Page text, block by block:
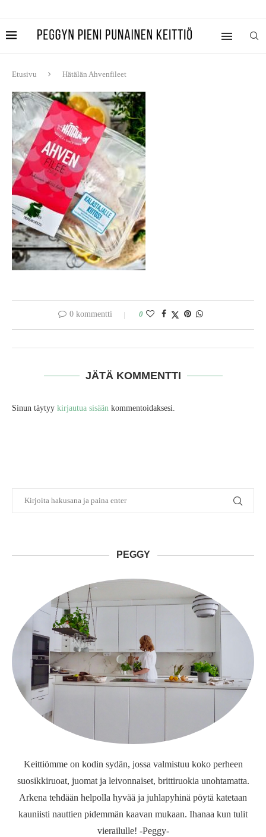
Etusivu Hätälän Ahvenfileet
0 kommentti 0
JÄTÄ KOMMENTTI
Sinun täytyy kirjautua sisään kommentoidaksesi.
PEGGY
Keittiömme on kodin sydän, jossa valmistuu koko perheen
suosikkiruoat, juomat ja leivonnaiset, brittiruokia unohtamatta.
Arkena tehdään helpolla hyvää ja juhlapyhinä pöytä katetaan
kauniisti nauttien pidemmän kaavan mukaan. Ihanaa kun tulit
vierailulle! -Peggy-